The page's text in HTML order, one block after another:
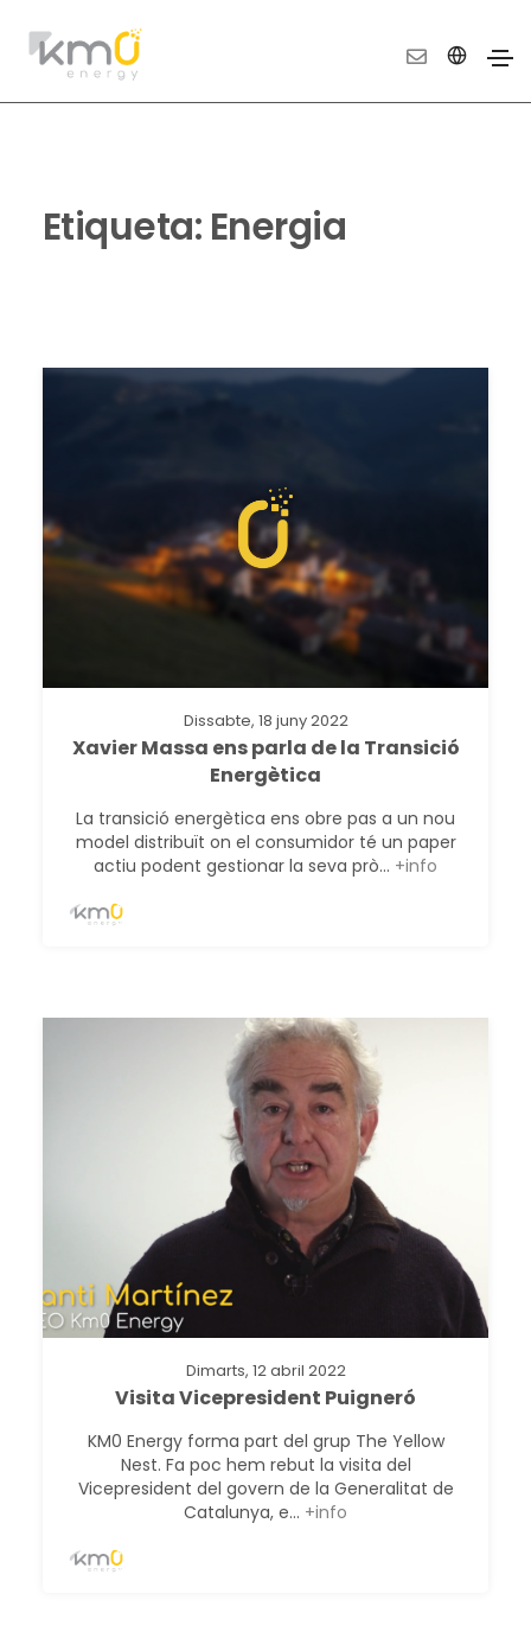
Etiqueta: Energia
Dissabte, 18 juny 2022
Xavier Massa ens parla de la Transició
Energètica
La transició energètica ens obre pas a un nou
model distribuït on el consumidor té un paper
actiu podent gestionar la seva prò... +info
Dimarts, 12 abril 2022
Visita Vicepresident Puigneró
KM0 Energy forma part del grup The Yellow
Nest. Fa poc hem rebut la visita del
Vicepresident del govern de la Generalitat de
Catalunya, e... +info